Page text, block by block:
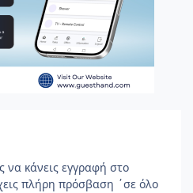
να κάνεις εγγραφή στο
πλήρη πρόσβαση ΄σε όλο